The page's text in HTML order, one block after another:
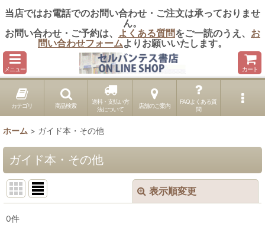
当店ではお電話でのお問い合わせ・ご注文は承っておりませ
ん。
お問い合わせ・ご予約は、 よくある質問をご一読のうえ、 お
問い合わせフォームよりお願いいたします。
メニュー カート
カテゴリ 商品検索
送料・支払い方
法について
店舗のご案内
FAQよくある質
問
ホーム > ガイド本・その他
ガイド本・その他
表示順変更
表示数
0件